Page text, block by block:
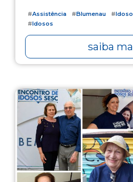
#Assistência #Blumenau #
#Idosos
saiba